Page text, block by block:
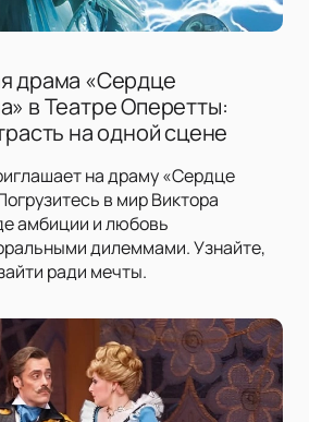
драма «Сердце
в Театре Оперетты:
на одной сцене
на драму «Сердце
в мир Виктора
амбиции и любовь
дилеммами. Узнайте,
ради мечты.